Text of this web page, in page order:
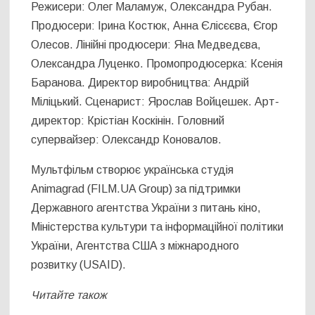
Режисери: Олег Маламуж, Олександра Рубан.
Продюсери: Ірина Костюк, Анна Єлісєєва, Єгор
Олесов. Лінійні продюсери: Яна Медведєва,
Олександра Луценко. Промопродюсерка: Ксенія
Баранова. Директор виробництва: Андрій
Міліцький. Сценарист: Ярослав Войцешек. Арт-
директор: Крістіан Коскінін. Головний
супервайзер: Олександр Коновалов.
Мультфільм створює українська студія
Animagrad (FILM.UA Group) за підтримки
Державного агентства України з питань кіно,
Міністерства культури та інформаційної політики
України, Агентства США з міжнародного
розвитку (USAID).
Читайте також